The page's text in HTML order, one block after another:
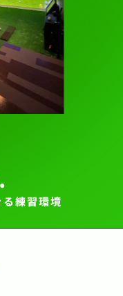
練習環境